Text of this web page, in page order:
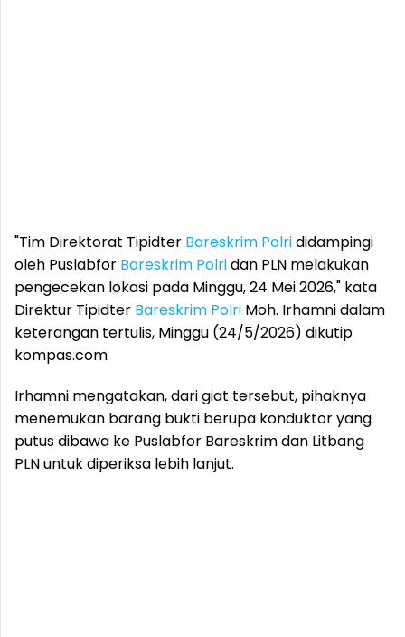
"Tim Direktorat Tipidter Bareskrim Polrididampingi
oleh Puslabfor Bareskrim Polridan PLN melakukan
pengecekan lokasi pada Minggu, 24 Mei 2026," kata
Direktur Tipidter Bareskrim Polri Moh. Irhamni dalam
keterangan tertulis, Minggu (24/5/2026) dikutip
kompas.com
Irhamni mengatakan, dari giat tersebut, pihaknya
menemukan barang bukti berupa konduktor yang
putus dibawa ke Puslabfor Bareskrim dan Litbang
PLN untuk diperiksa lebih lanjut.